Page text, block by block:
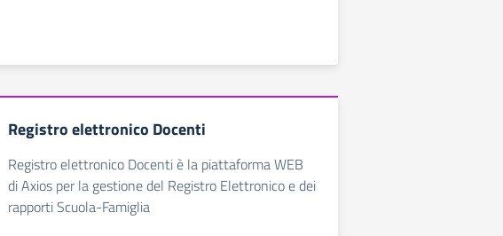
Registro elettronico Docenti
Registro elettronico Docenti è la piattaforma WEB
di Axios per la gestione del Registro Elettronico e dei
rapporti Scuola-Famiglia